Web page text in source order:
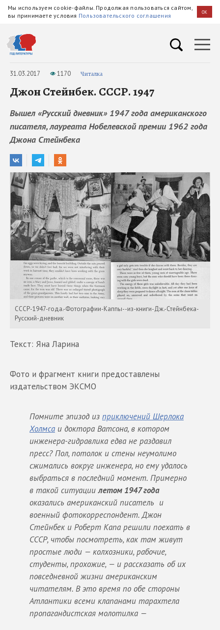
Мы используем cookie-файлы. Продолжая пользоваться сайтом,
вы принимаете условия Пользовательского соглашения OK
31.03.2017 1170 Читалка
Джон Стейнбек. СССР. 1947
Вышел «Русский дневник» 1947 года американского
писателя, лауреата Нобелевской премии 1962 года
Джона Стейнбека
СССР-1947-года.-Фотографии-Каппы--из-книги-Дж.-Стейнбека-
Русский-дневник
Текст: Яна Ларина
Фото и фрагмент книги предоставлены
издательством ЭКСМО
Помните эпизод из приключений Шерлока
Холмса и доктора Ватсона, в котором
инженера-гидравлика едва не раздавил
пресс? Пол, потолок и стены неумолимо
сжимались вокруг инженера, но ему удалось
выбраться в последний момент. Примерно
в такой ситуациилетом 1947 года
оказались американский писатель и
военный фотокорреспондент. Джон
Стейнбек и Роберт Капа решили поехать в
СССР, чтобы посмотреть, как там живут
простые люди — колхозники, рабочие,
студенты, прохожие, — и рассказать об их
повседневной жизни американским
читателям. В это время по обе стороны
Атлантики всеми клапанами тарахтела
пропагандистская молотилка —